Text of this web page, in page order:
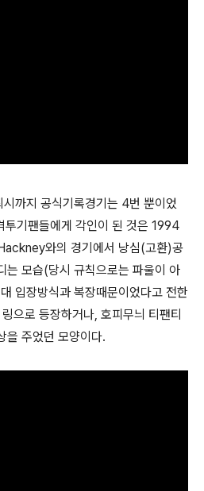
까지 공식기록경기는 4번 뿐이었
투기팬들에게 각인이 된 것은 1994
와의 경기에서 낭심(고환)공
는 모습(당시 규칙으로는 파울이 아
입장방식과 복장때문이었다고 전한
으로 등장하거나, 호피무늬 티팬티
을 주었던 모양이다.